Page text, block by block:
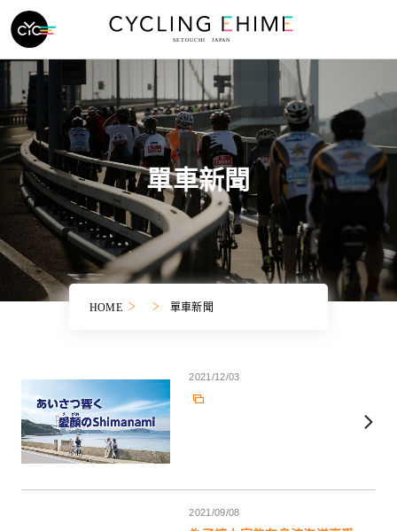
單車新聞
HOME 單車新聞
2021/12/03
2021/09/08